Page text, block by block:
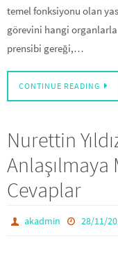
temel fonksiyonu olan
görevini hangi organlarla
prensibi gereği,…
CONTINUE READING
Nurettin
Cevaplar
akadmin 28/11/